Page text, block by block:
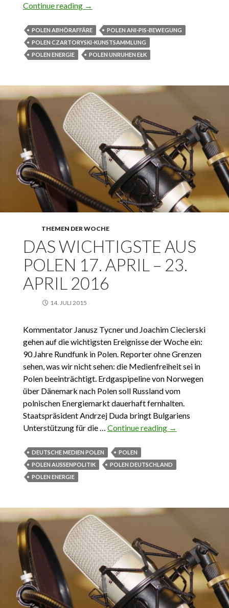
Continue reading DAS WICHTIGSTE AUS POLEN 25.
→
POLEN ABHÖRAFFÄRE
POLEN ANI-PIS-BEWEGUNG
POLEN CZARTORYSKI-KUNSTSAMMLUNG
POLEN ENERGIE
POLEN UNRUHEN EŁK
THEMEN DER WOCHE
DAS WICHTIGSTE AUS
POLEN 17. APRIL – 23.
APRIL 2016
14. JULI 2015
Kommentator Janusz Tycner und Joachim Ciecierski
gehen auf die wichtigsten Ereignisse der Woche ein:
90 Jahre Rundfunk in Polen. Reporter ohne Grenzen
sehen, was wir nicht sehen: die Medienfreiheit sei in
Polen beeinträchtigt. Erdgaspipeline von Norwegen
über Dänemark nach Polen soll Russland vom
polnischen Energiemarkt dauerhaft fernhalten.
Staatspräsident Andrzej Duda bringt Bulgariens
Unterstützung für die … Continue reading DAS
APRIL – 23.
→
DEUTSCHE MEDIEN POLEN
POLEN
POLEN AUSSENPOLITIK
POLEN DEUTSCHLAND
POLEN ENERGIE